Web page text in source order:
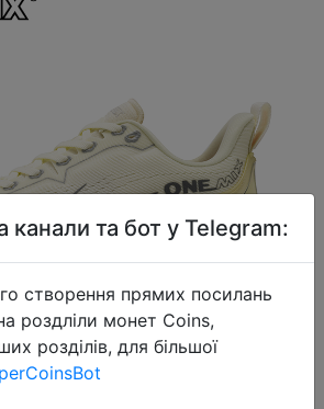
канали та бот у Telegram:
створення прямих посилань
роздліли монет Coins,
розділів, для більшої